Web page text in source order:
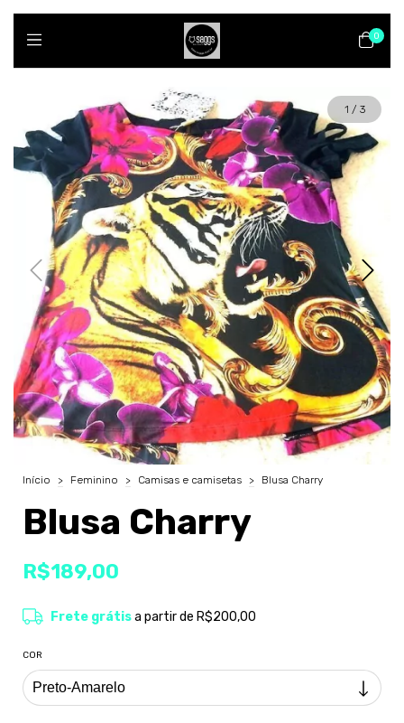
0
1 / 3
Início > Feminino > Camisas e camisetas > Blusa Charry
Blusa Charry
R$189,00
Frete grátisa partir de R$200,00
COR